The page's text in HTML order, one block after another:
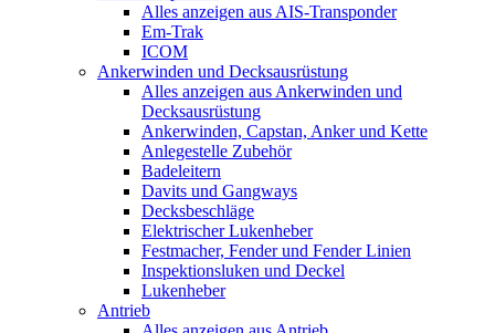
Alles anzeigen aus AIS-Transponder
Em-Trak
ICOM
Ankerwinden und Decksausrüstung
Alles anzeigen aus Ankerwinden und
Decksausrüstung
Ankerwinden, Capstan, Anker und Kette
Anlegestelle Zubehör
Badeleitern
Davits und Gangways
Decksbeschläge
Elektrischer Lukenheber
Festmacher, Fender und Fender Linien
Inspektionsluken und Deckel
Lukenheber
Antrieb